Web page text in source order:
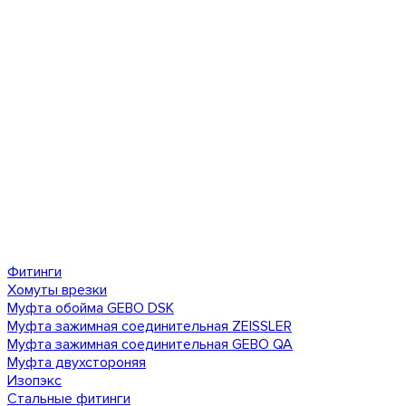
Фитинги
Хомуты врезки
Муфта обойма GEBO DSK
Муфта зажимная соединительная ZEISSLER
Муфта зажимная соединительная GEBO QA
Муфта двухстороняя
Изопэкс
Стальные фитинги